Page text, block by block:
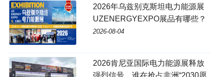
2026年乌兹别克斯坦电力能源展
UZENERGYEXPO展品有哪些？
2026-08-04
2026肯尼亚国际电力能源展释放